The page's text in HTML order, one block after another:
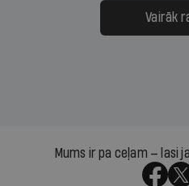
Vairāk
Mums ir pa ceļam — lasi